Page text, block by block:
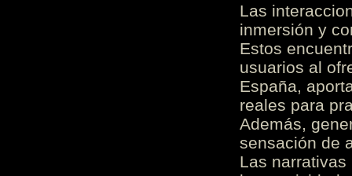
Las
inmersión y
Estos
usuarios al
España,
reales para
Además,
sensación de
Las